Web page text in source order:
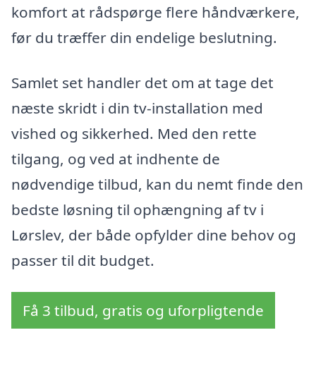
komfort at rådspørge flere håndværkere,
før du træffer din endelige beslutning.
Samlet set handler det om at tage det
næste skridt i din tv-installation med
vished og sikkerhed. Med den rette
tilgang, og ved at indhente de
nødvendige tilbud, kan du nemt finde den
bedste løsning til ophængning af tv i
Lørslev, der både opfylder dine behov og
passer til dit budget.
Få 3 tilbud, gratis og uforpligtende